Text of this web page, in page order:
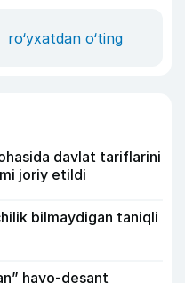
ro‘yxatdan o‘ting
davlat tariflarini
joriy etildi
bilmaydigan taniqli
havo-desant